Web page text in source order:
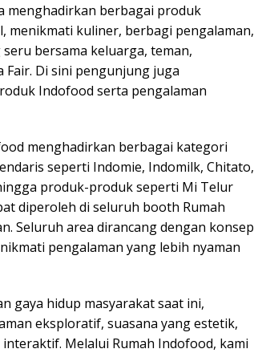
menghadirkan berbagai produk
menikmati kuliner, berbagi pengalaman,
bersama keluarga, teman,
Di sini pengunjung juga
Indofood serta pengalaman
menghadirkan berbagai kategori
seperti Indomie, Indomilk, Chitato,
produk-produk seperti Mi Telur
diperoleh di seluruh booth Rumah
Seluruh area dirancang dengan konsep
pengalaman yang lebih nyaman
gaya hidup masyarakat saat ini,
eksploratif, suasana yang estetik,
Melalui Rumah Indofood, kami